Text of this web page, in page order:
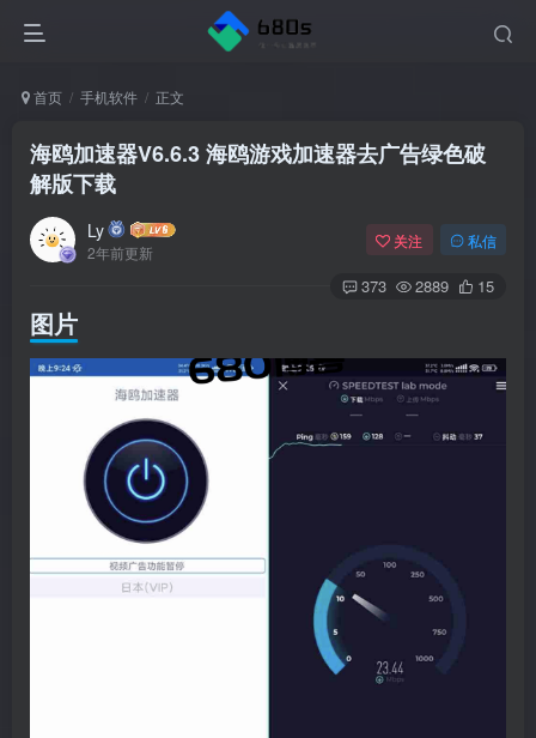
首页 手机软件 正文
海鸥加速器V6.6.3 海鸥游戏加速器去广告绿色破
解版下载
Ly
2年前更新
关注 私信
373 2889 15
图片